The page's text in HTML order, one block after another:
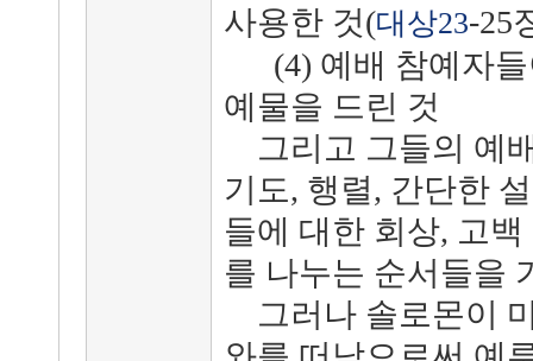
사용한 것(대상23-25
(4) 예배 참예자들
예물을 드린 것
그리고 그들의 예
기도, 행렬, 간단한
들에 대한 회상, 고
를 나누는 순서들을
그러나 솔로몬이